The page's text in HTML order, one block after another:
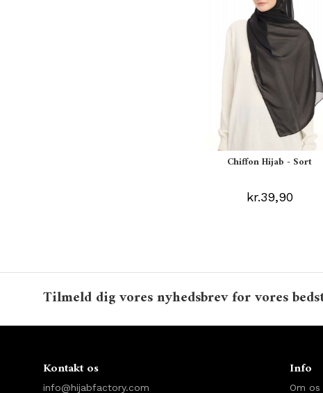
Chiffon Hijab - Sort
kr.39,90
Tilmeld dig vores nyhedsbrev for vores
Kontakt os
info@hijabfactory.com
Info
Om os